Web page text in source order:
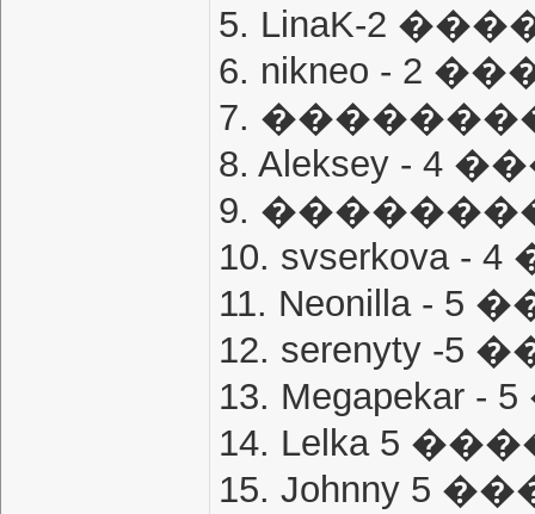
5. LinaK-2
6. nikneo - 2
7.
8. Aleksey - 4
9.
10. svserkova
11. Neonilla -
12. serenyty -
13.
14. Lelka 5
15. Johnny 5